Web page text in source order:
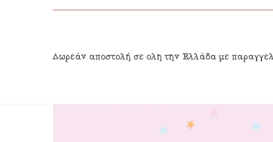
Μπομπονιέρες Αγόρι
Προσκλητήρια Αγόρι
Προσκλητήρια Κορίτσι
Δωρεάν αποστολή σε όλη την Ελλάδα με